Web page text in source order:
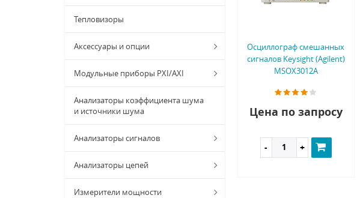
Тепловизоры
Аксессуары и опции
Модульные приборы PXI/AXI
Анализаторы коэффициента шума
и источники шума
Анализаторы сигналов
Анализаторы цепей
Измерители мощности
Осциллограф смешанных
сигналов Keysight (Agilent)
MSOX3012A
Цена по запросу